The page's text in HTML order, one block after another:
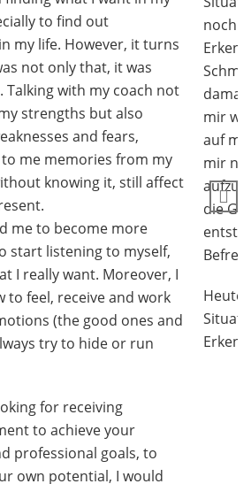
to find out
my life. However, it turns
not only that, it was
Talking with my coach not
strengths but also
and fears,
me memories from my
knowing it, still affect
me to become more
start listening to myself,
I really want. Moreover, I
to feel, receive and work
(the good ones and
try to hide or run
for receiving
to achieve your
professional goals, to
own potential, I would
noch
mir
auf
mir
die
Heute